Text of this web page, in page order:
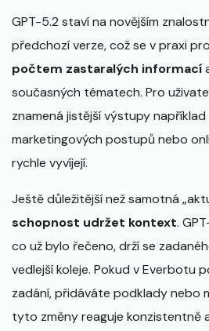
GPT-5.2 staví na novějším
předchozí verze, což se v praxi
počtem zastaralých informací
současných tématech. Pro
znamená jistější výstupy
marketingových postupů nebo
rychle vyvíjejí.
Ještě důležitější než samotná
schopnost udržet kontext.
co už bylo řečeno, drží se
vedlejší koleje. Pokud v Everbotu
zadání, přidáváte podklady nebo
tyto změny reaguje konzistentně